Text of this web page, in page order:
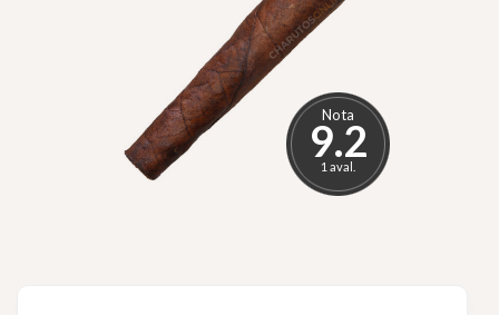
Nota
9.2
1 aval.